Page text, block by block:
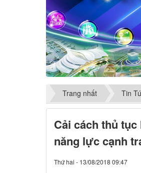
Trang nhất Tin
​Cải cách thủ
năng lực cạnh
Thứ hai - 13/08/2018 09:47